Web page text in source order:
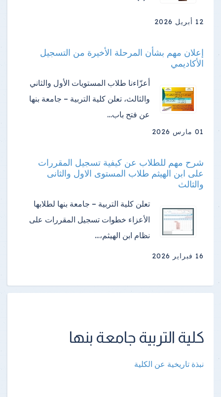
12 أبريل 2026
إعلان مهم بشأن المرحلة الأخيرة من التسجيل
الأكاديمي
أعزّاءنا طلاب المستويات الأول والثاني
والثالث، تعلن كلية التربية – جامعة بنها
عن فتح باب…
01 مارس 2026
شرح مهم للطلاب عن كيفية تسجيل المقررات
على ابن الهيثم طلاب المستوى الاول والثانى
والثالث
تعلن كلية التربية – جامعة بنها لطلابها
الأعزاء خطوات تسجيل المقررات على
نظام ابن الهيثم،…
16 فبراير 2026
كلية التربية جامعة بنها
نبذة تاريخية عن الكلية